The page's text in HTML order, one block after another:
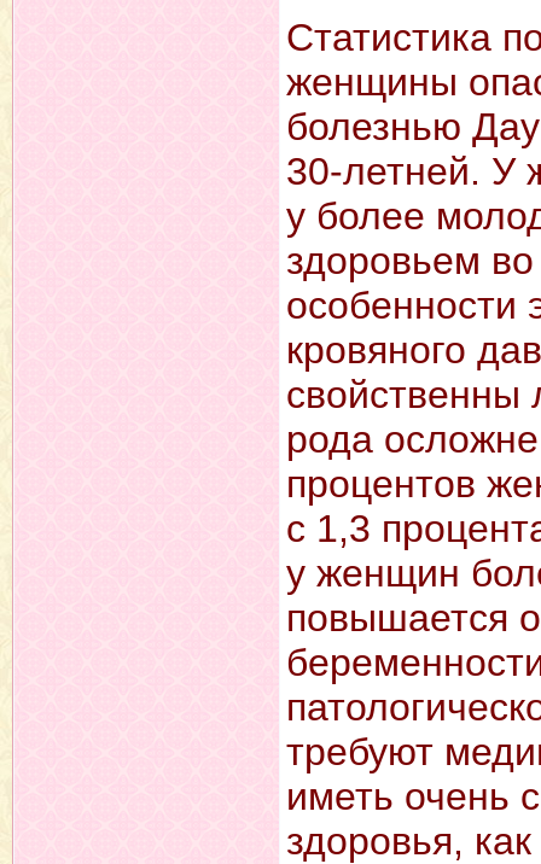
Статистика
женщины
болезнью
30-летней. У
у более
здоровьем
особенности
кровяного
свойственны
рода
процентов
с 1,3
у женщин
повышается
требуют
иметь очень
здоровья,